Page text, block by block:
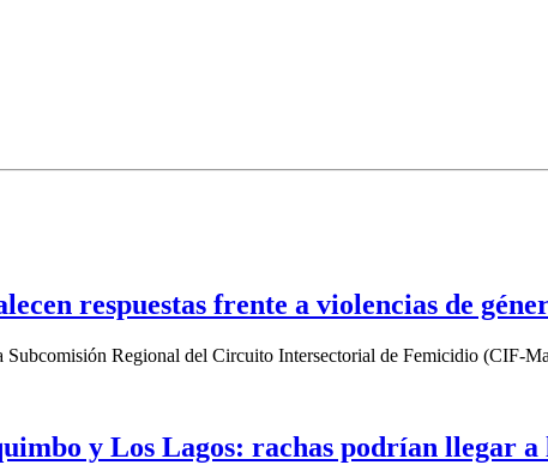
respuestas frente a violencias de
Subcomisión Regional del Circuito Intersectorial de Femicidio (CIF-
y Los Lagos: rachas podrían llegar a